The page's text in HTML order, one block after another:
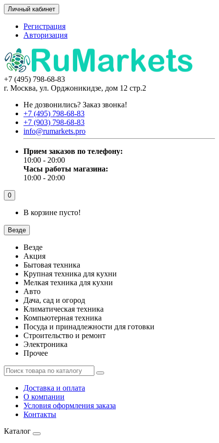
Личный кабинет
Регистрация
Авторизация
+7 (495) 798-68-83
г. Москва, ул. Орджоникидзе, дом 12 стр.2
Не дозвонились? Заказ звонка!
+7 (495) 798-68-83
+7 (903) 798-68-83
info@rumarkets.pro
Прием заказов по телефону:
10:00 - 20:00
Часы работы магазина:
10:00 - 20:00
0
В корзине пусто!
Везде
Везде
Акция
Бытовая техника
Крупная техника для кухни
Мелкая техника для кухни
Авто
Дача, сад и огород
Климатическая техника
Компьютерная техника
Посуда и принадлежности для готовки
Строительство и ремонт
Электроника
Прочее
Доставка и оплата
О компании
Условия оформления заказа
Контакты
Каталог